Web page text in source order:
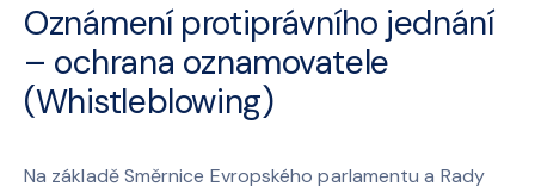
Oznámení protiprávního jednání
– ochrana oznamovatele
(Whistleblowing)
Na základě Směrnice Evropského parlamentu a Rady